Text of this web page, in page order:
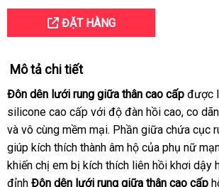
ĐẶT HÀNG
Mô tả chi tiết
Đôn dên lưới rung giữa thân cao cấp nhận
hàng
được
silicone cao cấp lừa
đảo
với độ đàn hồi caođắt
nhất
, co
ở
đâu
và vô cùng mềm mạithế
giới
. Phần giữa chứa cục
giúp kích thích thành âm hộ Lazada
của phụ nữ
khiến chị em bị kích thích liên hồi khơi dậy
đỉnh Đôn dên lưới rung giữa thân cao cấp